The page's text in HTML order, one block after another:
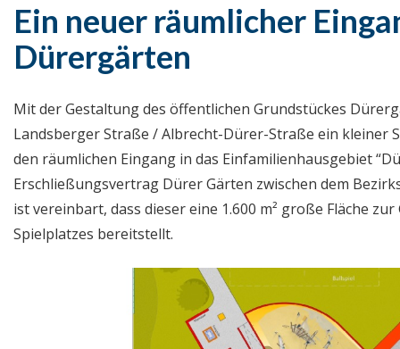
Ein neuer räumlicher
Dürergärten
Mit der Gestaltung des öffentlichen Grundstückes
Landsberger Straße / Albrecht-Dürer-Straße ein kleiner
den räumlichen Eingang in das Einfamilienhausgebiet
Erschließungsvertrag Dürer Gärten zwischen dem
ist vereinbart, dass dieser eine 1.600 m² große Fläche
Spielplatzes bereitstellt.